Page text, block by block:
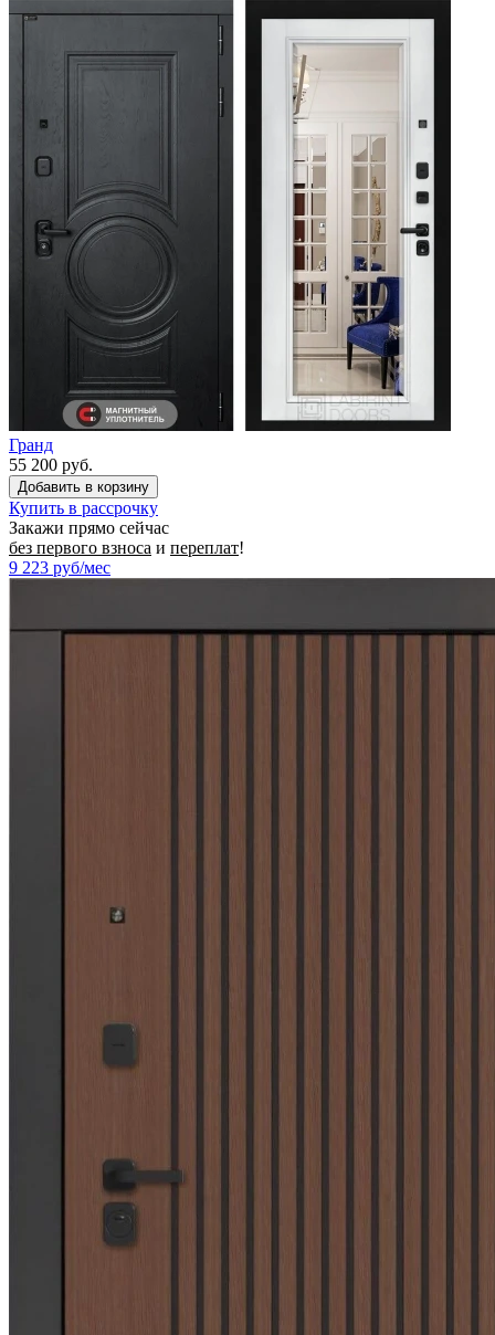
Гранд
55 200 руб.
Купить в рассрочку
Закажи прямо сейчас
без первого взноса и переплат!
9 223 руб/мес